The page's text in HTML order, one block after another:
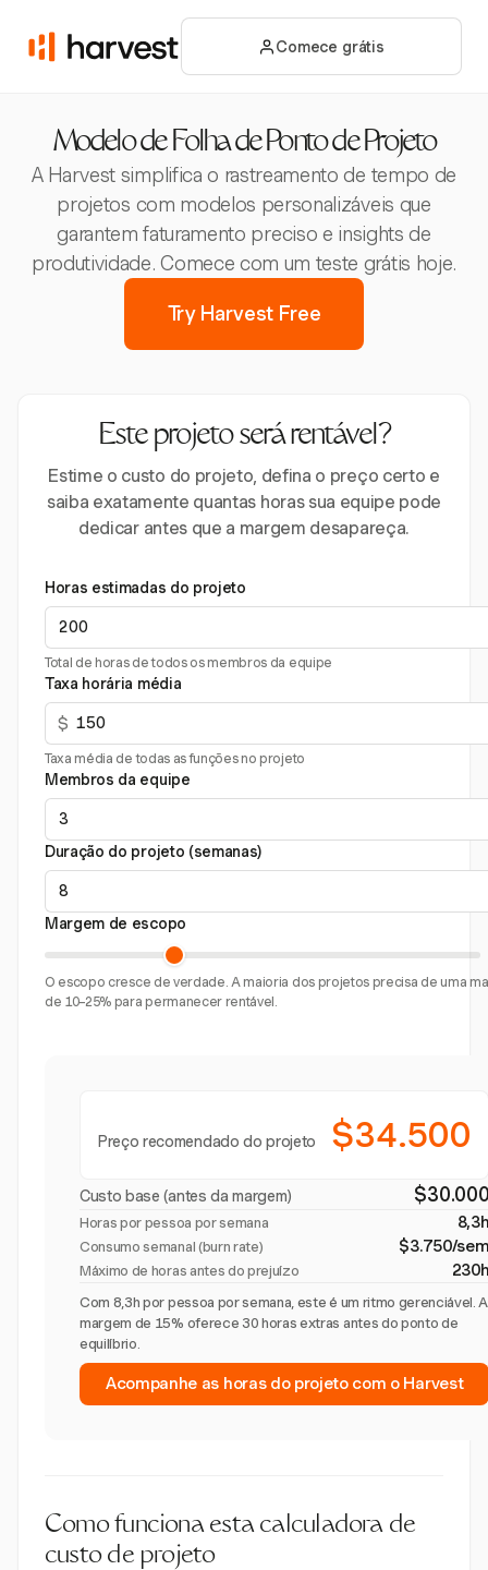
Comece grátis
Modelo de Folha de Ponto de Projeto
A Harvest simplifica o rastreamento de tempo de
projetos com modelos personalizáveis que
garantem faturamento preciso e insights de
produtividade. Comece com um teste grátis hoje.
Try Harvest Free
Este projeto será rentável?
Estime o custo do projeto, defina o preço certo e
saiba exatamente quantas horas sua equipe pode
dedicar antes que a margem desapareça.
Horas estimadas do projeto
Total de horas de todos os membros da equipe
Taxa horária média
$
Taxa média de todas as funções no projeto
Membros da equipe
Duração do projeto (semanas)
Margem de escopo
O escopo cresce de verdade. A maioria dos projetos precisa de uma
de 10–25% para permanecer rentável.
Preço recomendado do projeto $34.500
Custo base (antes da margem)
Horas por pessoa por semana
Consumo semanal (burn rate) $3.750/
Máximo de horas antes do prejuízo
Com 8,3h por pessoa por semana, este é um ritmo gerenciável. A
margem de 15% oferece 30 horas extras antes do ponto de
equilíbrio.
Acompanhe as horas do projeto com o Harvest
Como funciona esta calculadora de
custo de projeto